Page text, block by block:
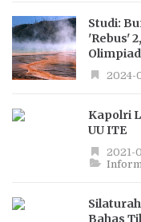
Studi:
'Rebus'
2024-
Kapolri
UU ITE
2021-
Bahas